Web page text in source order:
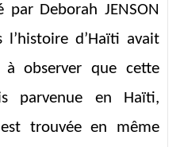
Deborah JENSON
l’histoire d’Haïti avait
observer que cette
parvenue en Haïti,
trouvée en même